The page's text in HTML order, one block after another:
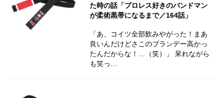
た時の話「プロレス好きのバンドマン
が柔術黒帯になるまで／164話」
「あ、コイツ全部飲みやがった！まあ
良いんだけどさこのブランデー高かっ
たんだからな！…（笑）」 呆れながら
も笑っ…